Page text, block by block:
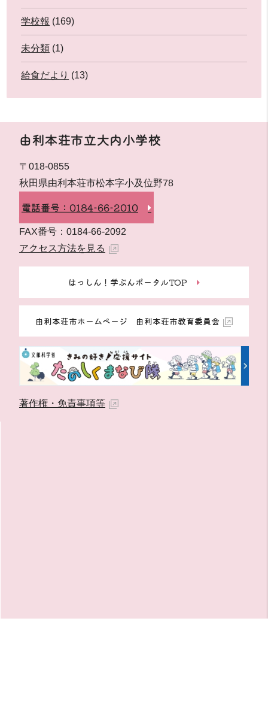
学校報 (169)
未分類 (1)
給食だより (13)
由利本荘市立大内小学校
〒018-0855
秋田県由利本荘市松本字小及位野78
電話番号：0184-66-2010
FAX番号：0184-66-2092
アクセス方法を見る
はっしん！学ぶんポータルTOP
由利本荘市ホームページ 由利本荘市教育委員会
著作権・免責事項等